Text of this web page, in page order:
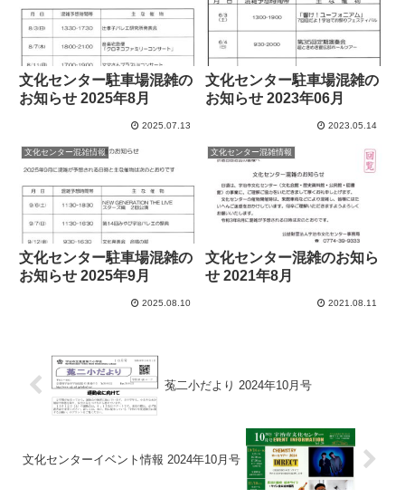
文化センター駐車場混雑の
お知らせ 2025年8月
2025.07.13
文化センター駐車場混雑の
お知らせ 2023年06月
2023.05.14
文化センター混雑情報
文化センター駐車場混雑の
お知らせ 2025年9月
2025.08.10
文化センター混雑情報
文化センター混雑のお知ら
せ 2021年8月
2021.08.11
菟二小だより 2024年10月号
文化センターイベント情報 2024年10月号